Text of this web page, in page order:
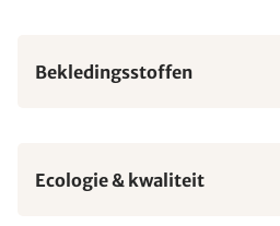
Bekledingsstoffen
Ecologie & kwaliteit